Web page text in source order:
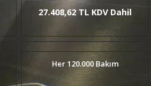
27.408,62 TL KDV Dahil
Her 120.000 Bakım